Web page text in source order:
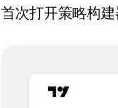
首次打开策略构建